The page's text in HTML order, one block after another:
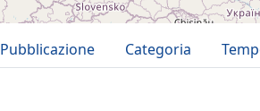
Pubblicazione Categoria